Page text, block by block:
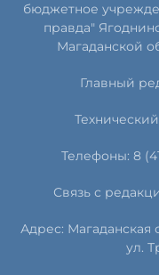
бюджетное
правда"
Магаданской
Главный
Телефоны: 8
Связь с
Адрес: Магаданская
ул.